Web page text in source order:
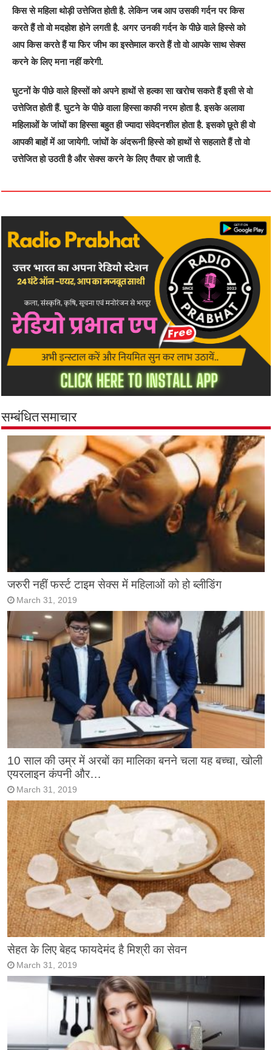
किस से महिला थोड़ी उत्तेजित होती है. लेकिन जब आप उसकी गर्दन पर किस
करते हैं तो वो मदहोश होने लगती है. अगर उनकी गर्दन के पीछे वाले हिस्से को
आप किस करते हैं या फिर जीभ का इस्तेमाल करते हैं तो वो आपके साथ सेक्स
करने के लिए मना नहीं करेगी.
घुटनों के पीछे वाले हिस्सों को अपने हाथों से हल्का सा खरोच सकते हैं इसी से वो
उत्तेजित होती हैं. घुटने के पीछे वाला हिस्सा काफी नरम होता है. इसके अलावा
महिलाओं के जांघों का हिस्सा बहुत ही ज्यादा संवेदनशील होता है. इसको छूते ही वो
आपकी बाहों में आ जायेगी. जांघों के अंदरूनी हिस्से को हाथों से सहलाते हैं तो वो
उत्तेजित हो उठती है और सेक्स करने के लिए तैयार हो जाती है.
सम्बंधित समाचार
जरुरी नहीं फर्स्ट टाइम सेक्स में महिलाओं को हो ब्लीडिंग
March 31, 2019
10 साल की उम्र में अरबों का मालिका बनने चला यह बच्चा, खोली
एयरलाइन कंपनी और…
March 31, 2019
सेहत के लिए बेहद फायदेमंद है मिश्री का सेवन
March 31, 2019